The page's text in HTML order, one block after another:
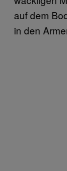
auf dem
in den